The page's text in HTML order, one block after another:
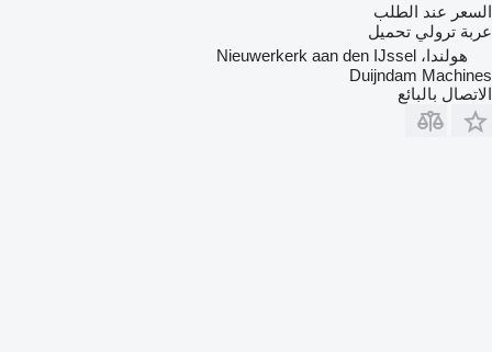
السعر عند الطلب
عربة ترولي تحميل
هولندا، Nieuwerkerk aan den IJssel
Duijndam Machines
الاتصال بالبائع